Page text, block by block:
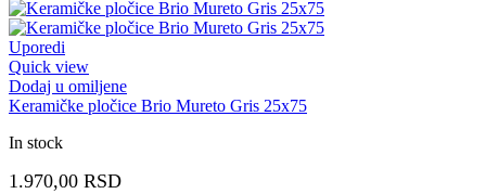
Uporedi
Quick view
Dodaj u omiljene
Keramičke pločice Brio Mureto Gris 25x75
In stock
1.970,00 RSD